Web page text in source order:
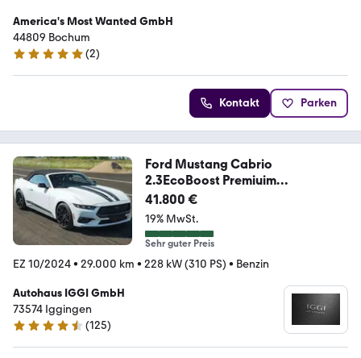
America's Most Wanted GmbH
44809 Bochum
4.8 Sterne
(2)
Kontakt Parken
Ford Mustang Cabrio
2.3EcoBoost Premiuim
36m.Garantie
41.800 €
19% MwSt.
Sehr guter Preis
EZ 10/2024• 29.000 km • 228 kW (310 PS) • Benzin
Autohaus IGGI GmbH
73574 Iggingen
4.7 Sterne
(125)